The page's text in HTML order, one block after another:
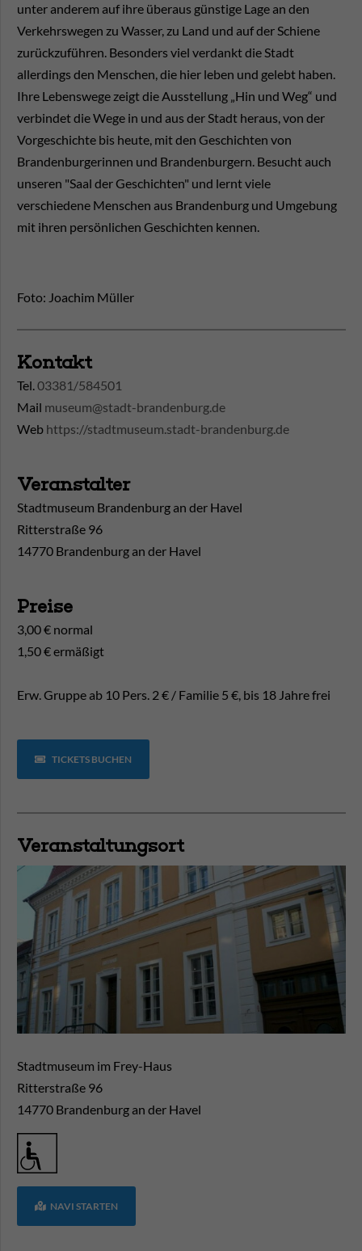
unter anderem auf ihre überaus günstige Lage an den
Verkehrswegen zu Wasser, zu Land und auf der Schiene
zurückzuführen. Besonders viel verdankt die Stadt
allerdings den Menschen, die hier leben und gelebt haben.
Ihre Lebenswege zeigt die Ausstellung „Hin und Weg“ und
verbindet die Wege in und aus der Stadt heraus, von der
Vorgeschichte bis heute, mit den Geschichten von
Brandenburgerinnen und Brandenburgern. Besucht auch
unseren "Saal der Geschichten" und lernt viele
verschiedene Menschen aus Brandenburg und Umgebung
mit ihren persönlichen Geschichten kennen.
Foto: Joachim Müller
Kontakt
Tel.03381/584501
Mail museum@stadt-brandenburg.de
Web https://stadtmuseum.stadt-brandenburg.de
Veranstalter
Stadtmuseum Brandenburg an der Havel
Ritterstraße 96
14770 Brandenburg an der Havel
Preise
3,00 € normal
1,50 € ermäßigt
Erw. Gruppe ab 10 Pers. 2 € / Familie 5 €, bis 18 Jahre frei
TICKETS BUCHEN
Veranstaltungsort
Stadtmuseum im Frey-Haus
Ritterstraße 96
14770 Brandenburg an der Havel
NAVI STARTEN